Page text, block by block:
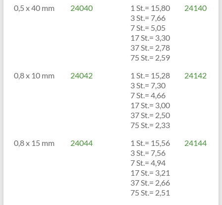
0,5 x 40 mm 24040
1 St.= 15,80
3 St.= 7,66
7 St.= 5,05
17 St.= 3,30
37 St.= 2,78
75 St.= 2,59
24140
0,8 x 10 mm 24042
1 St.= 15,28
3 St.= 7,30
7 St.= 4,66
17 St.= 3,00
37 St.= 2,50
75 St.= 2,33
24142
0,8 x 15 mm 24044
1 St.= 15,56
3 St.= 7,56
7 St.= 4,94
17 St.= 3,21
37 St.= 2,66
75 St.= 2,51
24144